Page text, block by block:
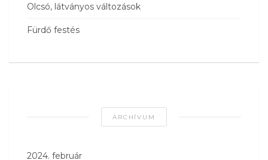
Olcsó, látványos változások
Fürdő festés
ARCHÍVUM
2024. február